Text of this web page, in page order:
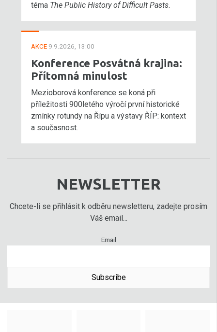
téma The Public History of Difficult Pasts.
AKCE 9.9.2026, 13:00
Konference Posvátná krajina:
Přítomná minulost
Mezioborová konference se koná při
příležitosti 900letého výročí první historické
zmínky rotundy na Řípu a výstavy ŘÍP: kontext
a současnost.
NEWSLETTER
Chcete-li se přihlásit k odběru newsletteru, zadejte prosím
Váš email...
Email
Subscribe